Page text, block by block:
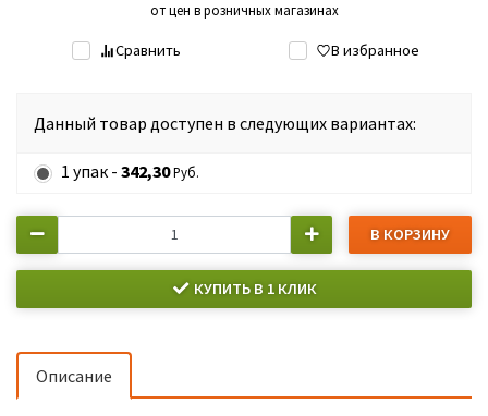
от цен в розничных магазинах
Сравнить В избранное
Данный товар доступен в следующих вариантах:
1 упак - 342,30Руб.
В КОРЗИНУ
КУПИТЬ В 1 КЛИК
Описание